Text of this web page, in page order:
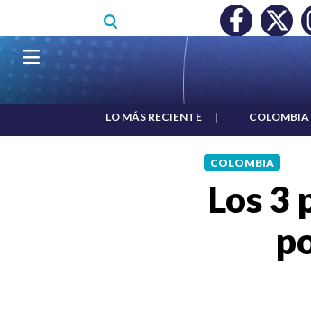
MÍNIMO NO DESTRUYÓ EMPLEO: JP MORGAN |
Navegación
LO MÁS RECIENTE | COLOMBIA
COLOMBIA
Los 3